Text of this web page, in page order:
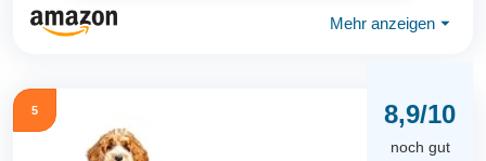
Mehr anzeigen ⏷
5 8,9/10
noch gut